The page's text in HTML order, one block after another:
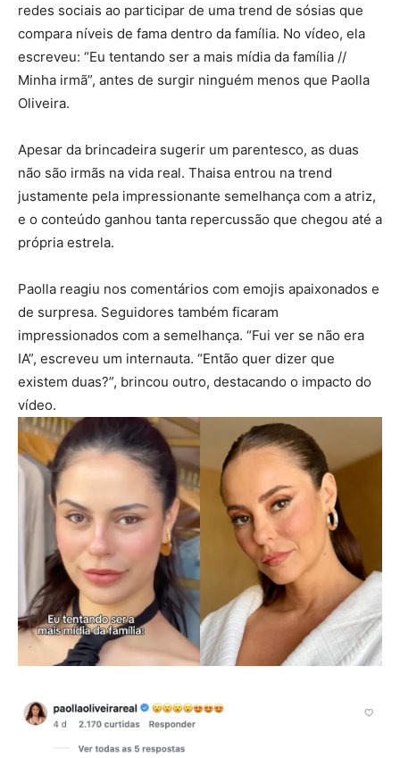
redes sociais ao participar de uma trend de sósias que
compara níveis de fama dentro da família. No vídeo, ela
escreveu: “Eu tentando ser a mais mídia da família //
Minha irmã”, antes de surgir ninguém menos que Paolla
Oliveira.
Apesar da brincadeira sugerir um parentesco, as duas
não são irmãs na vida real. Thaisa entrou na trend
justamente pela impressionante semelhança com a atriz,
e o conteúdo ganhou tanta repercussão que chegou até a
própria estrela.
Paolla reagiu nos comentários com emojis apaixonados e
de surpresa. Seguidores também ficaram
impressionados com a semelhança. “Fui ver se não era
IA”, escreveu um internauta. “Então quer dizer que
existem duas?”, brincou outro, destacando o impacto do
vídeo.